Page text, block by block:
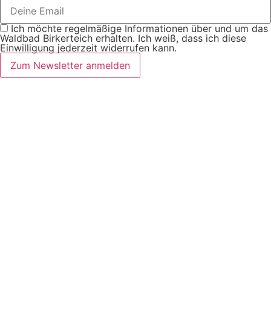
Ich möchte regelmäßige Informationen über und um das
Waldbad Birkerteich erhalten. Ich weiß, dass ich diese
Einwilligung jederzeit widerrufen kann.